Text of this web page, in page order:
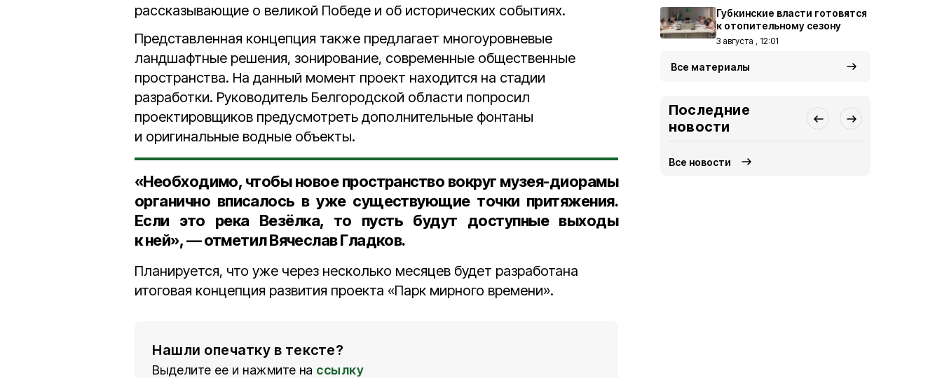
рассказывающие о великой Победе и об исторических событиях.
Представленная концепция также предлагает многоуровневые
ландшафтные решения, зонирование, современные общественные
пространства. На данный момент проект находится на стадии
разработки. Руководитель Белгородской области попросил
проектировщиков предусмотреть дополнительные фонтаны
и оригинальные водные объекты.
«Необходимо, чтобы новое пространство вокруг музея-диорамы
органично вписалось в уже существующие точки притяжения.
Если это река Везёлка, то пусть будут доступные выходы
к ней», — отметил Вячеслав Гладков.
Планируется, что уже через несколько месяцев будет разработана
итоговая концепция развития проекта «Парк мирного времени».
Нашли опечатку в тексте?
Выделите ее и нажмите на ссылку
Губкинские власти готовятся
к отопительному сезону
3 августа , 12:01
Все материалы
Последние
новости
Все новости